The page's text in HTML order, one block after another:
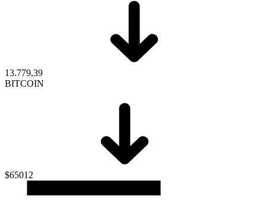
13.779,39
BITCOIN
$65012